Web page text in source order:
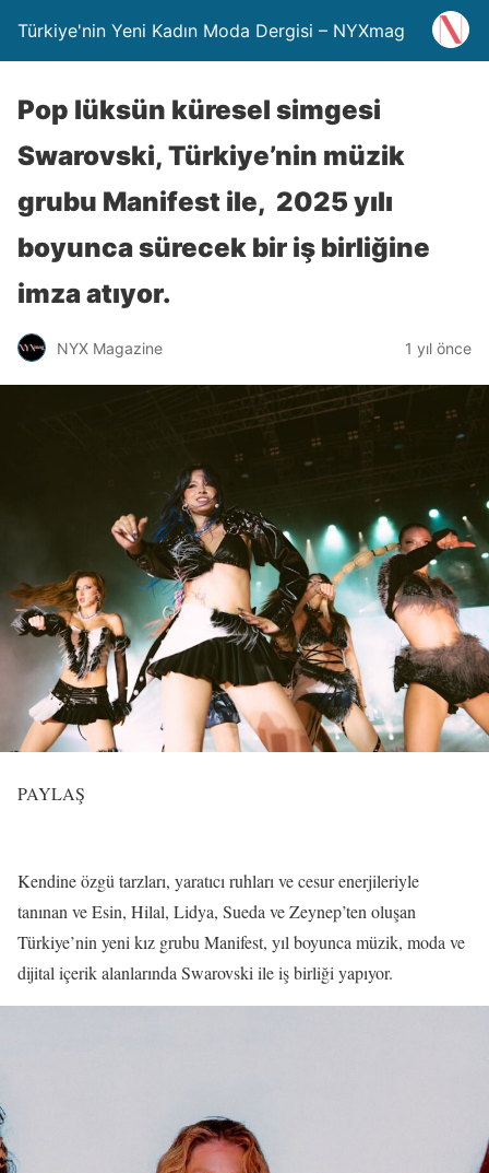
Türkiye'nin Yeni Kadın Moda Dergisi – NYXmag
Pop lüksün küresel simgesi
Swarovski, Türkiye’nin müzik
grubu Manifest ile, 2025 yılı
boyunca sürecek bir iş birliğine
imza atıyor.
NYX Magazine 1 yıl önce
PAYLAŞ
Kendine özgü tarzları, yaratıcı ruhları ve cesur enerjileriyle
tanınan ve Esin, Hilal, Lidya, Sueda ve Zeynep’ten oluşan
Türkiye’nin yeni kız grubu Manifest, yıl boyunca müzik, moda ve
dijital içerik alanlarında Swarovski ile iş birliği yapıyor.